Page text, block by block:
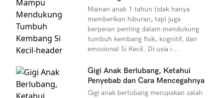
Mainan anak 1 tahun tidak hanya
memberikan hiburan, tapi juga
berperan penting dalam mendukung
tumbuh kembang fisik, kognitif, dan
emosional Si Kecil. Di usia i...
Gigi Anak Berlubang, Ketahui
Penyebab dan Cara Mencegahnya
Gigi anak berlubang merupakan salah